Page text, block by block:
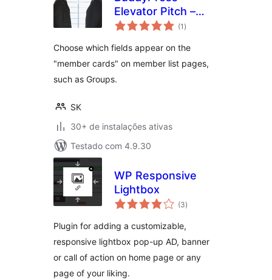
Elevator Pitch –
Enhanced Member
(1 total
de
)
Choose which fields appear on the
"member cards" on member list pages,
such as Groups.
SK
30+ de instalações ativas
Testado com 4.9.30
WP Responsive
Lightbox
(3total
de
)
Plugin for adding a customizable,
responsive lightbox pop-up AD, banner
or call of action on home page or any
page of your liking.